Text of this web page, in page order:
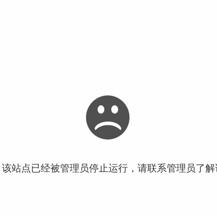
站点已经被管理员停止运行，请联系管理员了